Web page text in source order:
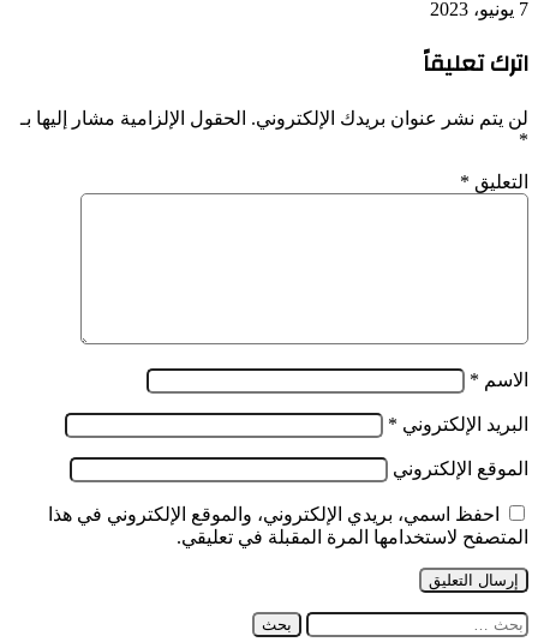
7 يونيو، 2023
اترك تعليقاً
لن يتم نشر عنوان بريدك الإلكتروني. الحقول الإلزامية مشار إليها بـ
*
التعليق *
الاسم *
البريد الإلكتروني *
الموقع الإلكتروني
احفظ اسمي، بريدي الإلكتروني، والموقع الإلكتروني في هذا
المتصفح لاستخدامها المرة المقبلة في تعليقي.
البحث